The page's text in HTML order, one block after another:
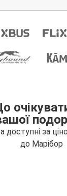
доступні за
до Марібор